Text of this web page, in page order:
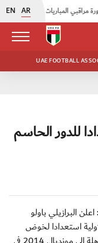
EN AR 15 فريقاً في بطولة النخبة لحرس الرئاسة |
UAE FOOTBALL
للدور الحاسم
( أ ف ب ) الدوحة - الاثنين / 26 مارس 2012 : اعلن البرازيلي باولو
استعدادا لخوض